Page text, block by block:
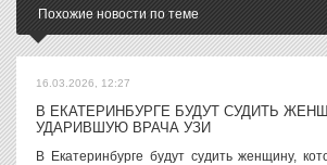
Похожие новости по теме
16.03.2026, 12:27
В ЕКАТЕРИНБУРГЕ БУДУТ СУДИТЬ
УДАРИВШУЮ ВРАЧА УЗИ
В Екатеринбурге будут судить женщину,